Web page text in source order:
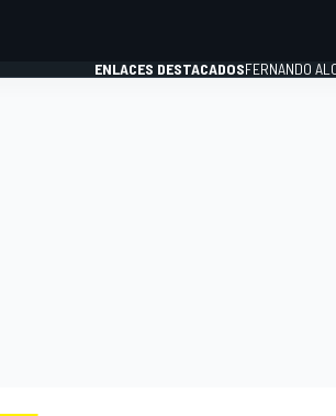
ENLACES DESTACADOSFERNANDO